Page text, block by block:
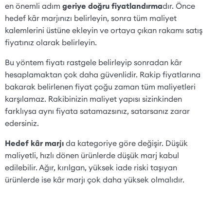
en önemli adım geriye doğru fiyatlandırmadır. Önce
hedef kâr marjınızı belirleyin, sonra tüm maliyet
kalemlerini üstüne ekleyin ve ortaya çıkan rakamı satış
fiyatınız olarak belirleyin.
Bu yöntem fiyatı rastgele belirleyip sonradan kâr
hesaplamaktan çok daha güvenlidir. Rakip fiyatlarına
bakarak belirlenen fiyat çoğu zaman tüm maliyetleri
karşılamaz. Rakibinizin maliyet yapısı sizinkinden
farklıysa aynı fiyata satamazsınız, satarsanız zarar
edersiniz.
Hedef kâr marjı da kategoriye göre değişir. Düşük
maliyetli, hızlı dönen ürünlerde düşük marj kabul
edilebilir. Ağır, kırılgan, yüksek iade riski taşıyan
ürünlerde ise kâr marjı çok daha yüksek olmalıdır.